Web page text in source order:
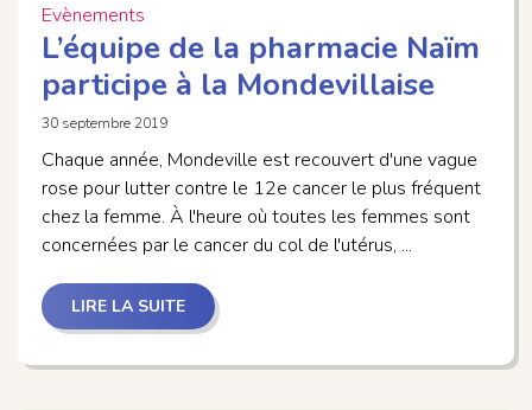
Evènements
L’équipe de la pharmacie Naïm
participe à la Mondevillaise
30 septembre 2019
Chaque année, Mondeville est recouvert d'une vague
rose pour lutter contre le 12e cancer le plus fréquent
chez la femme. À l'heure où toutes les femmes sont
concernées par le cancer du col de l'utérus, ...
LIRE LA SUITE